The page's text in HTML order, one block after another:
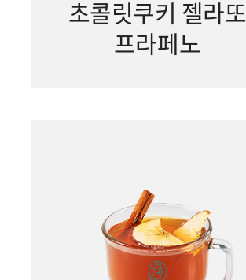
초콜릿쿠키 젤라또
프라페노